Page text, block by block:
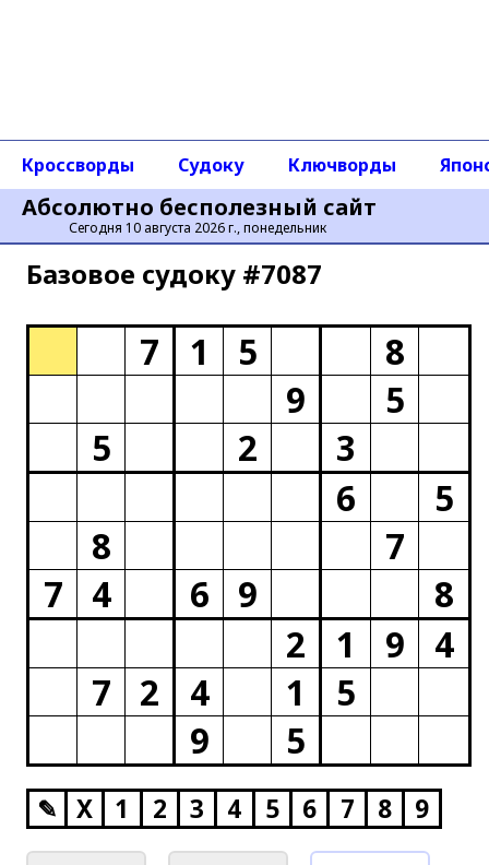
Абсолютно бесполезный сайт
Сегодня 10 августа 2026 г., понедельник
Кроссворды Судоку Ключворды
Базовое cудоку #7087
7 1 5
8
9
5
5
2
3
6
5
8
7
7
4 6 9
8
2
1 9
4
7
2 4 1
5
9
5
✎ X 1 2 3 4 5 6 7 8 9